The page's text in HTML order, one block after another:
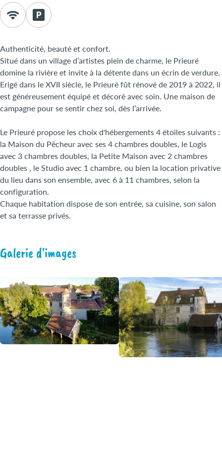
Authenticité, beauté et confort.
Situé dans un village d’artistes plein de charme, le Prieuré
domine la rivière et invite à la détente dans un écrin de verdure.
Erigé dans le XVII siècle, le Prieuré fût rénové de 2019 à 2022, il
est généreusement équipé et décoré avec soin. Une maison de
campagne pour se sentir chez soi, dès l’arrivée.
Le Prieuré propose les choix d'hébergements 4 étoiles suivants :
la Maison du Pêcheur avec ses 4 chambres doubles, le Logis
avec 3 chambres doubles, la Petite Maison avec 2 chambres
doubles , le Studio avec 1 chambre, ou bien la location privative
du lieu dans son ensemble, avec 6 à 11 chambres, selon la
configuration.
Chaque habitation dispose de son entrée, sa cuisine, son salon
et sa terrasse privés.
Galerie d'images